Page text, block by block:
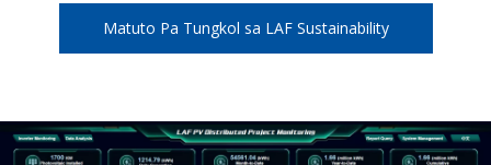
Matuto Pa Tungkol sa LAF Sustainability